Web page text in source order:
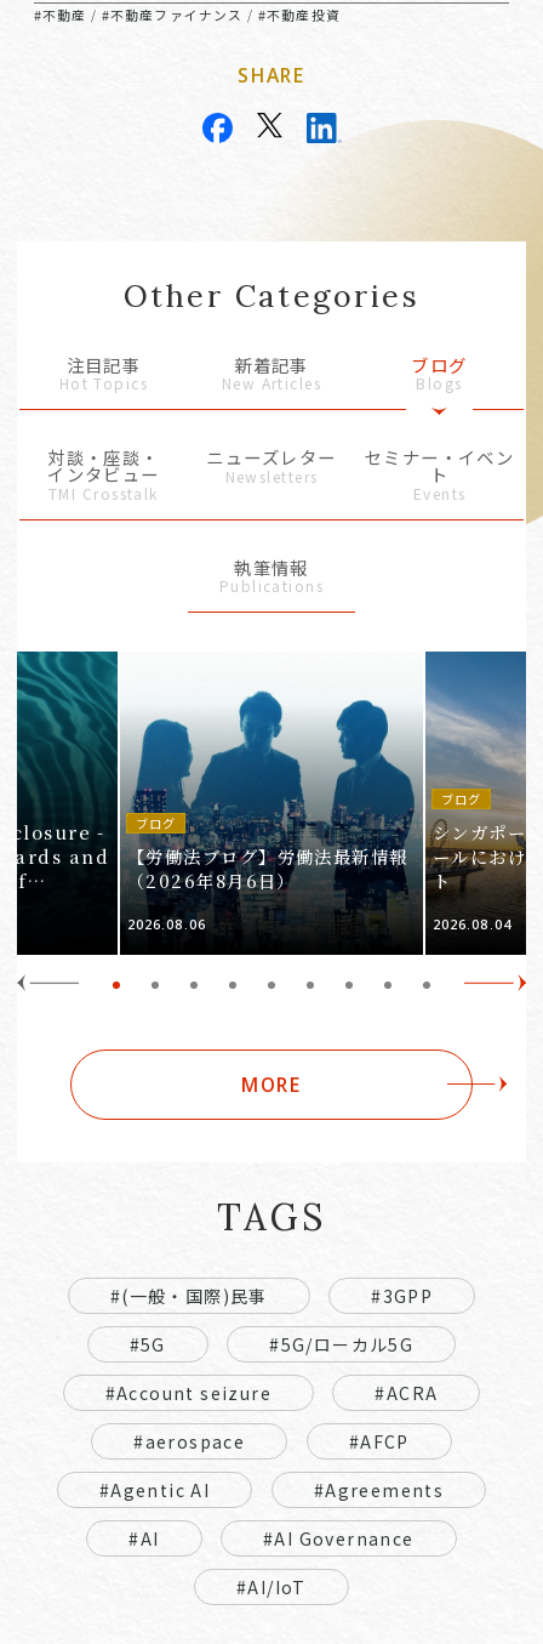
#不動産 /#不動産ファイナンス /#不動産投資
SHARE
Other Categories
注目記事
Hot Topics
新着記事
New Articles
ブログ
Blogs
対談・座談・
インタビュー
TMI Crosstalk
ニューズレター
Newsletters
セミナー・イベン
ト
Events
執筆情報
Publications
-
and
of
ブログ
【労働法ブログ】労働法最新情報
（2026年8月6日）
2026.08.06
ブログ
シンガポー
ールにおけ
ト
2026.08.04
MORE
TAGS
#(一般・国際)民事
#3GPP
#5G
#5G/ローカル5G
#Account seizure
#ACRA
#aerospace
#AFCP
#Agentic AI
#Agreements
#AI
#AI Governance
#AI/IoT